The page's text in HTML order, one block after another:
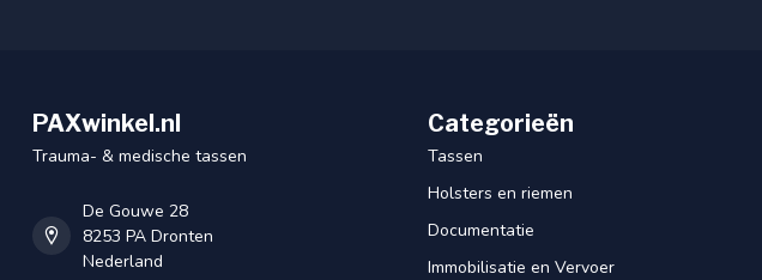
PAXwinkel.nl
Trauma- & medische tassen
De Gouwe 28
8253 PA Dronten
Nederland
Categorieën
Tassen
Holsters en riemen
Documentatie
Immobilisatie en Vervoer